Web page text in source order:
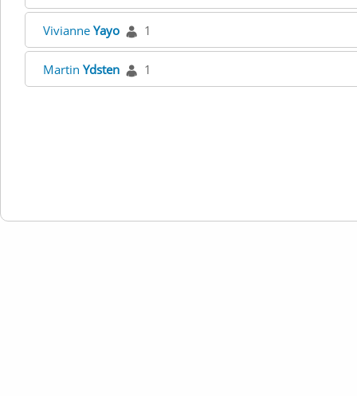
Vivianne Yayo 1
Martin Ydsten 1